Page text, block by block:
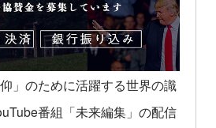
」のために活躍する世界の識
番組「未来編集」の配信